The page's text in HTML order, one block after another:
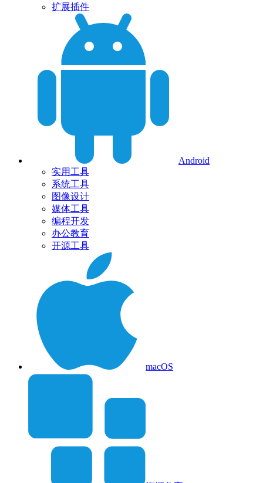
扩展插件
Android
实用工具
系统工具
图像设计
媒体工具
编程开发
办公教育
开源工具
macOS